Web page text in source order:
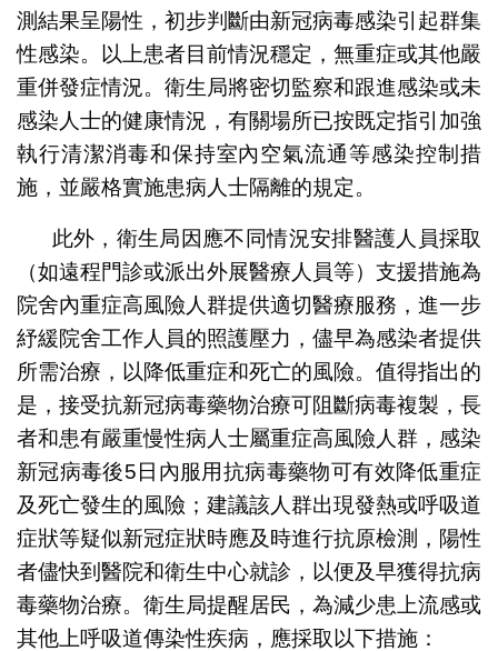
測結果呈陽性，初步判斷由新冠病毒感染引起群集
性感染。以上患者目前情況穩定，無重症或其他嚴
重併發症情況。衛生局將密切監察和跟進感染或未
感染人士的健康情況，有關場所已按既定指引加強
執行清潔消毒和保持室內空氣流通等感染控制措
施，並嚴格實施患病人士隔離的規定。
此外，衛生局因應不同情況安排醫護人員採取
（如遠程門診或派出外展醫療人員等）支援措施為
院舍內重症高風險人群提供適切醫療服務，進一步
紓緩院舍工作人員的照護壓力，儘早為感染者提供
所需治療，以降低重症和死亡的風險。值得指出的
是，接受抗新冠病毒藥物治療可阻斷病毒複製，長
者和患有嚴重慢性病人士屬重症高風險人群，感染
新冠病毒後5日內服用抗病毒藥物可有效降低重症
及死亡發生的風險；建議該人群出現發熱或呼吸道
症狀等疑似新冠症狀時應及時進行抗原檢測，陽性
者儘快到醫院和衛生中心就診，以便及早獲得抗病
毒藥物治療。衛生局提醒居民，為減少患上流感或
其他上呼吸道傳染性疾病，應採取以下措施：